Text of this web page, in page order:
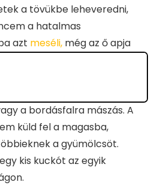
a tövükbe leheveredni,
a hatalmas
azt meséli, még az ő apja
Egész kicsi koromtól
mászni, a
ezért mehet nekem
a bordásfalra mászás. A
küld fel a magasba,
a gyümölcsöt.
kis kuckót az egyik